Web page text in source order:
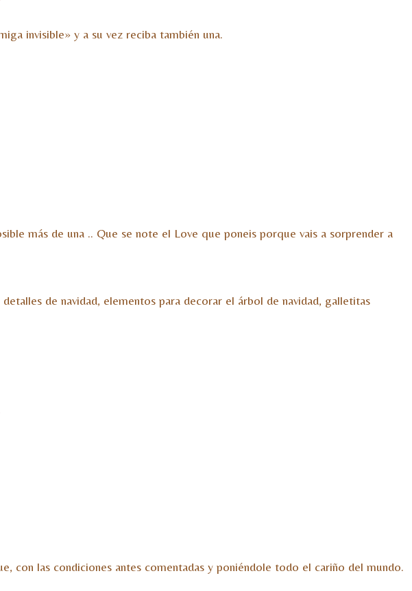
invisible» y a su vez reciba también una.
más de una .. Que se note el Love que poneis porque vais a sorprender a
de navidad, elementos para decorar el árbol de navidad, galletitas
con las condiciones antes comentadas y poniéndole todo el cariño del mundo.